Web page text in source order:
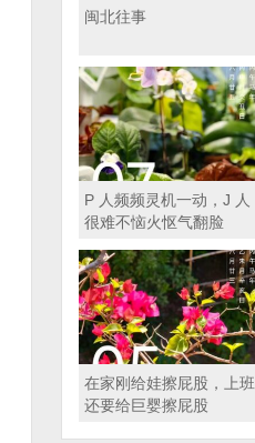
闽北往事
P 人频频灵机一动，J 人
很难不恼火怄气翻脸
在家刚给娃擦屁股，上班
还要给巨婴擦屁股